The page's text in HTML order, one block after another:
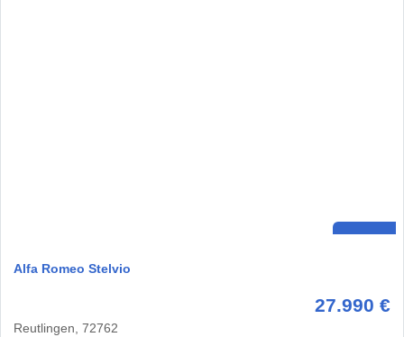
Alfa Romeo Stelvio
27.990 €
Reutlingen, 72762